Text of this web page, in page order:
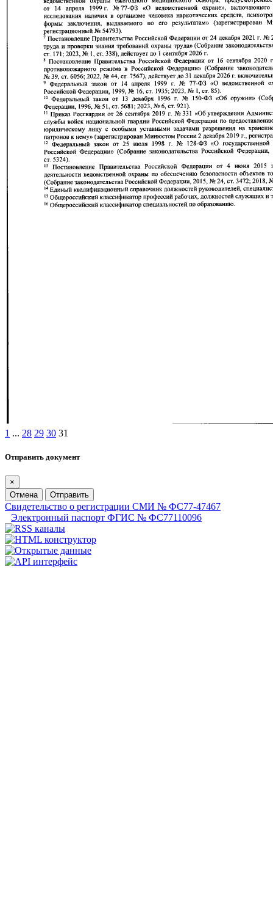
1 ... 28 29 30 31
Отправить документ
×
Отмена
Отправить
Свидетельство о регистрации СМИ № ФС77-47467
Электронный паспорт ФГИС № ФС77110096